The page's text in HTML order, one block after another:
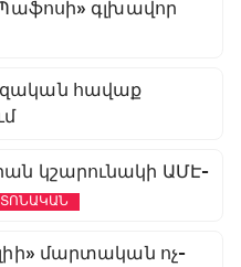
գլխավոր
հավաք
կշարունակի ԱՄԷ-
մարտական ոչ-